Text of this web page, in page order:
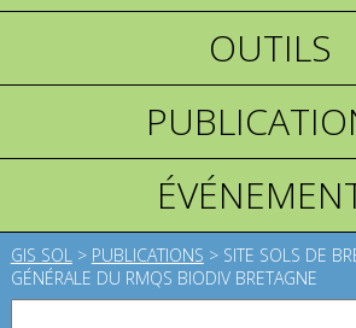
OUTILS
GIS SOL > PUBLICATIONS > SITE SOLS DE
GÉNÉRALE DU RMQS BIODIV BRETAGNE